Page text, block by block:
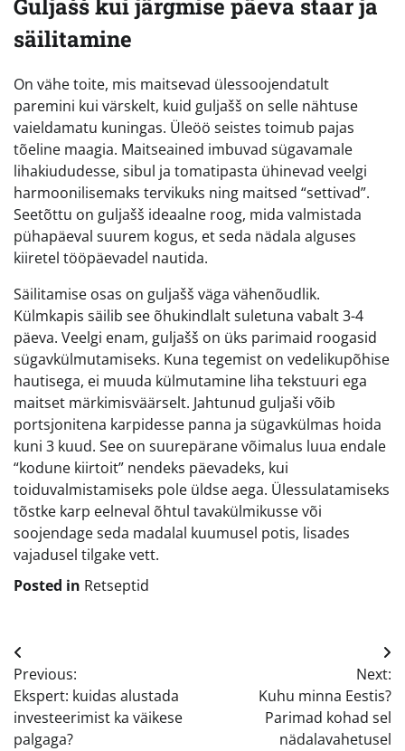
Guljašš kui järgmise päeva staar ja
säilitamine
On vähe toite, mis maitsevad ülessoojendatult
paremini kui värskelt, kuid guljašš on selle nähtuse
vaieldamatu kuningas. Üleöö seistes toimub pajas
tõeline maagia. Maitseained imbuvad sügavamale
lihakiududesse, sibul ja tomatipasta ühinevad veelgi
harmoonilisemaks tervikuks ning maitsed “settivad”.
Seetõttu on guljašš ideaalne roog, mida valmistada
pühapäeval suurem kogus, et seda nädala alguses
kiiretel tööpäevadel nautida.
Säilitamise osas on guljašš väga vähenõudlik.
Külmkapis säilib see õhukindlalt suletuna vabalt 3-4
päeva. Veelgi enam, guljašš on üks parimaid roogasid
sügavkülmutamiseks. Kuna tegemist on vedelikupõhise
hautisega, ei muuda külmutamine liha tekstuuri ega
maitset märkimisväärselt. Jahtunud guljaši võib
portsjonitena karpidesse panna ja sügavkülmas hoida
kuni 3 kuud. See on suurepärane võimalus luua endale
“kodune kiirtoit” nendeks päevadeks, kui
toiduvalmistamiseks pole üldse aega. Ülessulatamiseks
tõstke karp eelneval õhtul tavakülmikusse või
soojendage seda madalal kuumusel potis, lisades
vajadusel tilgake vett.
Posted in Retseptid
Navigeerimine
Previous:
Ekspert: kuidas alustada
investeerimist ka väikese
palgaga?
Next:
Kuhu minna Eestis?
Parimad kohad sel
nädalavahetusel